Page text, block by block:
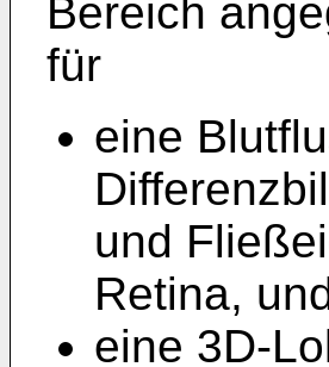
Bereich
für
eine
und
Retina,
eine 3D-